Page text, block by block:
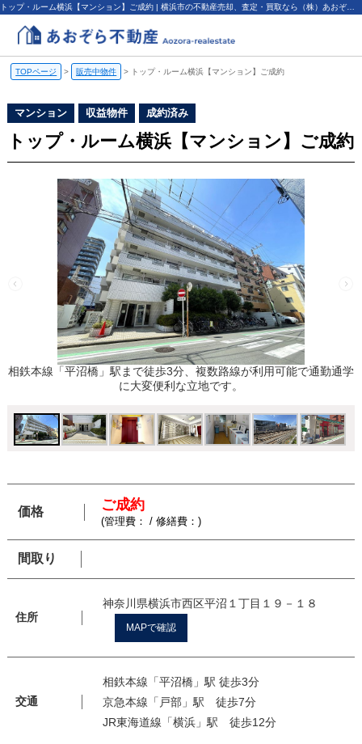
TOPページ > 販売中物件 > トップ・ルーム横浜【マンション】ご成約
マンション 収益物件 成約済み
トップ・ルーム横浜【マンション】ご成約
相鉄本線「平沼橋」駅まで徒歩3分、複数路線が利用可能で通勤通学
に大変便利な立地です。
価格 ご成約
(管理費： / 修繕費：)
間取り
住所
神奈川県横浜市西区平沼１丁目１９－１８
MAPで確認
交通
相鉄本線「平沼橋」駅 徒歩3分
京急本線「戸部」駅 徒歩7分
JR東海道線「横浜」駅 徒歩12分